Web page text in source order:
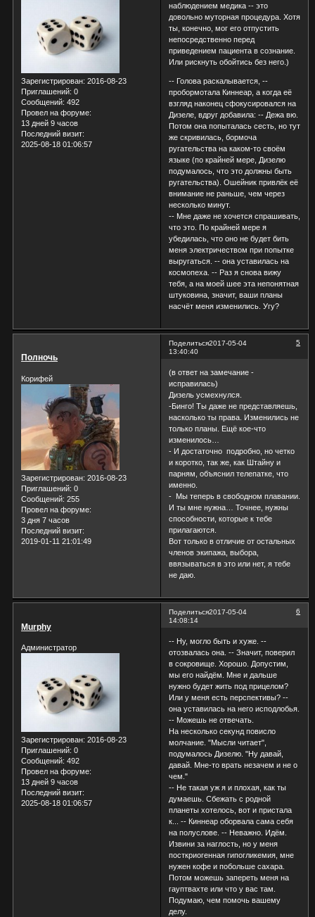
Зарегистрирован: 2016-08-23
Приглашений: 0
Сообщений: 492
Провел на форуме:
13 дней 9 часов
Последний визит:
2025-08-18 01:06:57
наблюдением медика -- это
довольно муторная процедура. Хотя
ты, конечно, мог его отпустить
непосредственно перед
приведением пациента в сознание.
Или рискнуть обойтись без него.)
-- Голова раскалывается, --
пробормотала Киннеар, а когда её
взгляд наконец сфокусировался на
Дизеле, вдруг добавила: -- Дежа вю.
Потом она попыталась сесть, но тут
же скривилась, бормоча
ругательства на каком-то своём
языке (по крайней мере, Дизелю
подумалось, что это должны быть
ругательства). Ошейник привлёк её
внимание не раньше, чем через
несколько минут.
-- Мне даже не хочется спрашивать,
что это. По крайней мере я
убедилась, что оно не будет бить
меня электричеством при попытке
выругаться. -- она уставилась на
космопеха. -- Раз я снова вижу
тебя, а на моей шее эта непонятная
штуковина, значит, ваши планы
насчёт меня изменились. Угу?
Поделиться 5
2017-05-04
13:40:40
Полночь
Корифей
Зарегистрирован: 2016-08-23
Приглашений: 0
Сообщений: 255
Провел на форуме:
3 дня 7 часов
Последний визит:
2019-01-11 21:01:49
(в ответ на замечание -
исправилась)
Дизель усмехнулся.
-Бинго! Ты даже не представляешь,
насколько ты права. Изменились не
только планы. Ещё кое-что
изменилось…
- И достаточно подробно, но четко
и коротко, так же, как Штайну и
парням, объяснил телепатке, что
именно.
- Мы теперь в свободном плавании.
И ты мне нужна… Точнее, нужны
способности, которые к тебе
прилагаются.
Вот только в отличие от остальных
членов экипажа, выбора,
ввязываться в это или нет, я тебе
не даю.
Поделиться 6
2017-05-04
14:08:14
Murphy
Администратор
Зарегистрирован: 2016-08-23
Приглашений: 0
Сообщений: 492
Провел на форуме:
13 дней 9 часов
Последний визит:
2025-08-18 01:06:57
-- Ну, могло быть и хуже. --
отозвалась она. -- Значит, поверил
в сокровище. Хорошо. Допустим,
мы его найдём. Мне и дальше
нужно будет жить под прицелом?
Или у меня есть перспективы? --
она уставилась на него исподлобья.
-- Можешь не отвечать.
На несколько секунд повисло
молчание. "Мысли читает",
подумалось Дизелю. "Ну давай,
давай. Мне-то врать незачем и не о
чем."
-- Не такая уж я и плохая, как ты
думаешь. Сбежать с родной
планеты хотелось, вот и пристала
к... -- Киннеар оборвала сама себя
на полуслове. -- Неважно. Идём.
Извини за наглость, но у меня
посткриогенная гипогликемия, мне
нужен кофе и побольше сахара.
Потом можешь запереть меня на
гауптвахте или что у вас там.
Подумаю, чем помочь вашему
делу.